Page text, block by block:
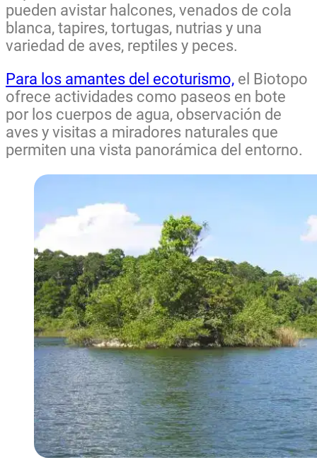
pueden avistar halcones, venados de cola
blanca, tapires, tortugas, nutrias y una
variedad de aves, reptiles y peces.
Para los amantes del ecoturismo, el Biotopo
ofrece actividades como paseos en bote
por los cuerpos de agua, observación de
aves y visitas a miradores naturales que
permiten una vista panorámica del entorno.